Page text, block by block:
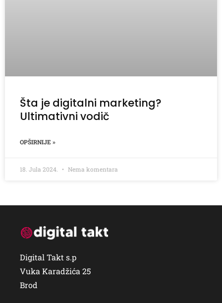
Šta je digitalni marketing?
Ultimativni vodič
OPŠIRNIJE »
18. Jula 2024. Nema komentara
Digital Takt s.p
Vuka Karadžića 25
Brod